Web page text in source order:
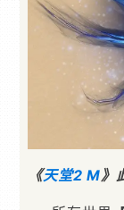
《天堂2 M》